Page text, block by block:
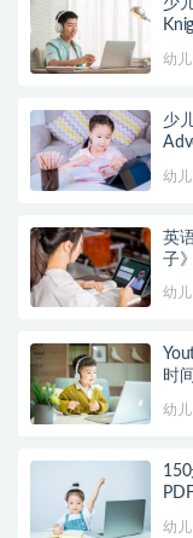
少
幼儿
少
幼儿
英
子
幼儿
时间
幼儿
幼儿